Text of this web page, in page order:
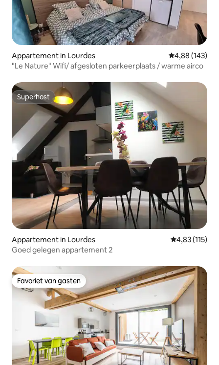
Appartement in Lourdes Gemiddelde
4,88 (143)
"Le Nature" Wifi/ afgesloten parkeerplaats / warme airco
Superhost
Superhost
Appartement in Lourdes Gemiddelde
4,83 (115)
Goed gelegen appartement 2
Favoriet van gasten
Favoriet van gasten